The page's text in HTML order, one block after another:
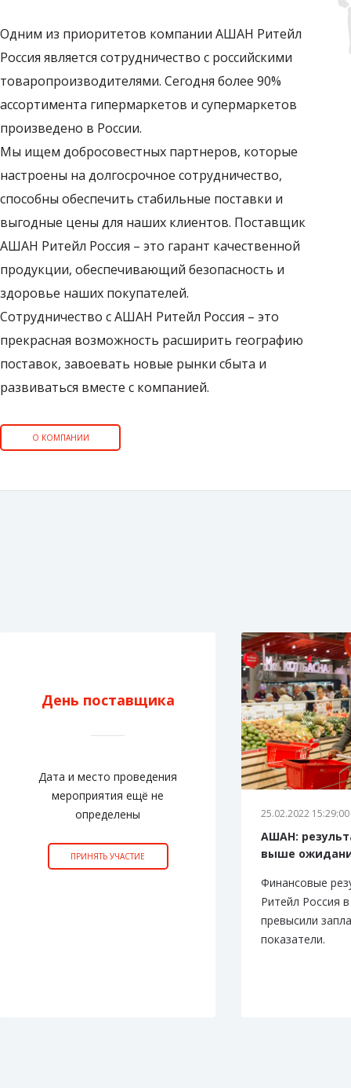
Одним из приоритетов компании АШАН Ритейл
Россия является сотрудничество с российскими
товаропроизводителями. Сегодня более 90%
ассортимента гипермаркетов и супермаркетов
произведено в России.
Мы ищем добросовестных партнеров, которые
настроены на долгосрочное сотрудничество,
способны обеспечить стабильные поставки и
выгодные цены для наших клиентов. Поставщик
АШАН Ритейл Россия – это гарант качественной
продукции, обеспечивающий безопасность и
здоровье наших покупателей.
Сотрудничество с АШАН Ритейл Россия – это
прекрасная возможность расширить географию
поставок, завоевать новые рынки сбыта и
развиваться вместе с компанией.
О КОМПАНИИ
День поставщика
Дата и место проведения
мероприятия ещё не
определены
ПРИНЯТЬ УЧАСТИЕ
25.02.2022 15:29:00
АШАН:
выше
Финансовые
Ритейл Россия
превысили
показатели.